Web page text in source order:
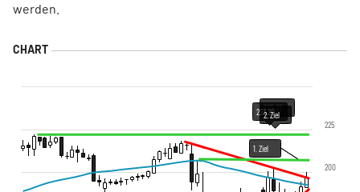
werden.
1. Ziel
225,22
223,20
2. Ziel
200
225